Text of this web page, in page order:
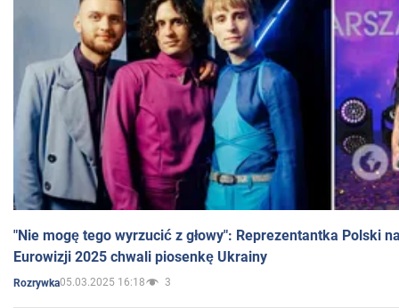
"Nie mogę tego wyrzucić z głowy": Reprezentantka Polski
Eurowizji 2025 chwali piosenkę Ukrainy
Rozrywka05.03.2025 16:18 3